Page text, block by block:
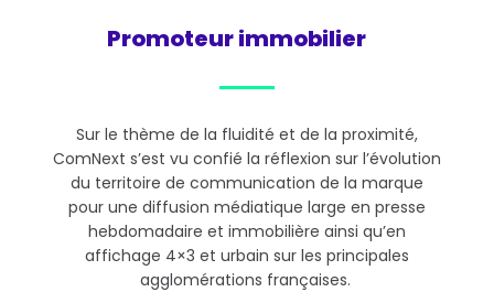
Promoteur immobilier
Sur le thème de la fluidité et de la proximité,
ComNext s’est vu confié la réflexion sur l’évolution
du territoire de communication de la marque
pour une diffusion médiatique large en presse
hebdomadaire et immobilière ainsi qu’en
affichage 4×3 et urbain sur les principales
agglomérations françaises.